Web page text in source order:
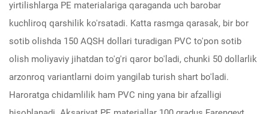
yirtilishlarga PE materialariga qaraganda uch barobar
kuchliroq qarshilik ko'rsatadi. Katta rasmga qarasak, bir bor
sotib olishda 150 AQSH dollari turadigan PVC to'pon sotib
olish moliyaviy jihatdan to'g'ri qaror bo'ladi, chunki 50 dollarlik
arzonroq variantlarni doim yangilab turish shart bo'ladi.
Haroratga chidamlilik ham PVC ning yana bir afzalligi